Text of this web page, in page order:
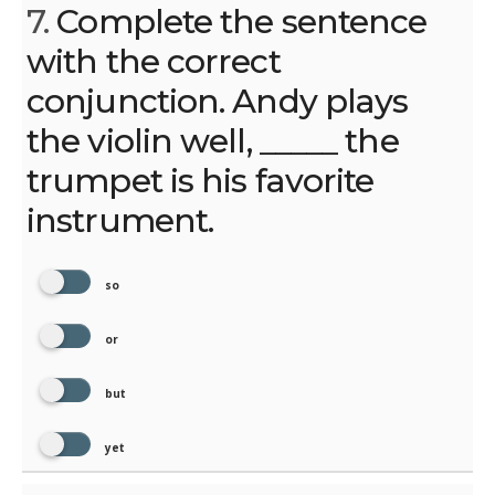
7. Complete the sentence
with the correct
conjunction. Andy plays
the violin well, _____ the
trumpet is his favorite
instrument.
so
or
but
yet